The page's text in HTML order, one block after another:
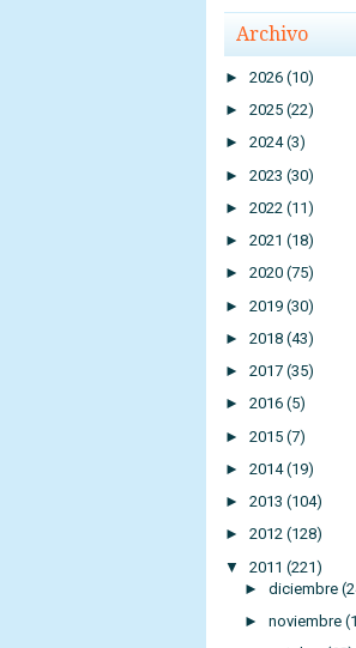
Archivo
► 2026 (10)
► 2025 (22)
► 2024 (3)
► 2023 (30)
► 2022 (11)
► 2021 (18)
► 2020 (75)
► 2019 (30)
► 2018 (43)
► 2017 (35)
► 2016 (5)
► 2015 (7)
► 2014 (19)
► 2013 (104)
► 2012 (128)
▼
2011 (221)
► diciembre
► noviembre